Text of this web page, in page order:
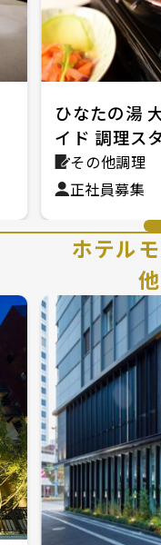
ひなたの湯
イド 調理ス
その他調理
正社員募集
ホテル